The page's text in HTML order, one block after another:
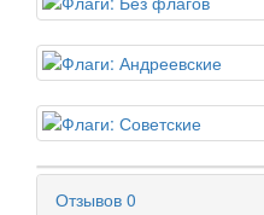
Отзывов 0